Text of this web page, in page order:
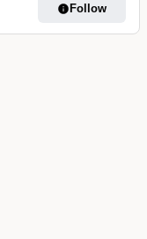
Follow